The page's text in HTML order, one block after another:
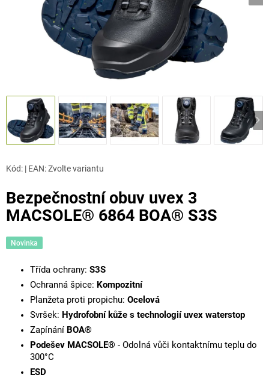
Bezpečnostní obuv uvex 3
MACSOLE® 6864 BOA® S3S
Kód: | EAN:Zvolte variantu
Novinka
Třída ochrany: S3S
Ochranná špice: Kompozitní
Planžeta proti propichu: Ocelová
Svršek: Hydrofobní kůže s technologií uvex waterstop
Zapínání BOA®
Podešev MACSOLE® - Odolná vůči kontaktnímu teplu do
300°C
ESD